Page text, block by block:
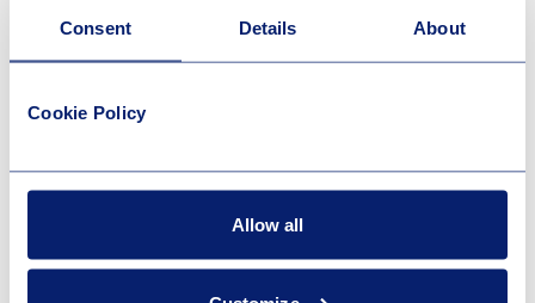
Consent Details About
Cookie Policy
Allow all
Fjärrstyrning av värme eller värmepump
styrsystem)
Bankärenden och myndighetstjänster
Sök på din adress för att se